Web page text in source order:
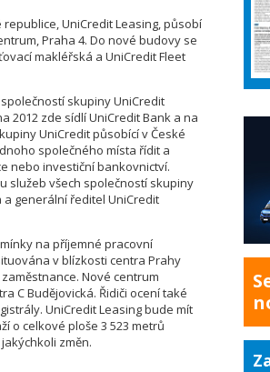
UniCredit Leasing, působí
Praha 4. Do nové budovy se
makléřská a UniCredit Fleet
skupiny UniCredit
2012 zde sídlí UniCredit Bank a na
UniCredit působící v České
společného místa řídit a
nebo investiční bankovnictví.
služeb všech společností skupiny
a generální ředitel UniCredit
na příjemné pracovní
v blízkosti centra Prahy
Nové centrum
C Budějovická. Řidiči ocení také
UniCredit Leasing bude mít
o celkové ploše 3 523 metrů
změn.